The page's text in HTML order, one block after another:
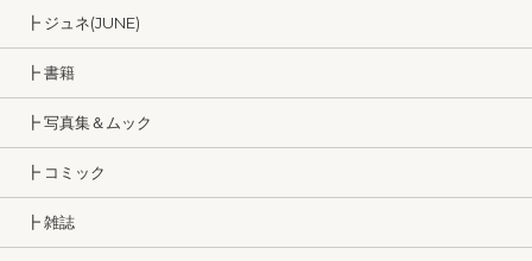
┣ ジュネ(JUNE)
┣ 書籍
┣ 写真集＆ムック
┣ コミック
┣ 雑誌